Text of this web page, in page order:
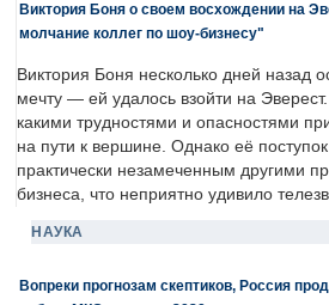
Виктория Боня о своем восхождении на
молчание коллег по шоу-бизнесу"
Виктория Боня несколько дней назад
мечту — ей удалось взойти на
какими трудностями и опасностями
на пути к вершине. Однако её поступок
практически незамеченным другими
бизнеса, что неприятно удивило
НАУКА
Вопреки прогнозам скептиков, Россия